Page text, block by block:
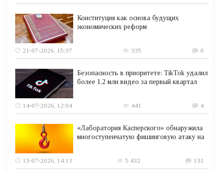
Конституция как основа будущих
экономических реформ
21-07-2026, 15:37 335 0
Безопасность в приоритете: TikTok удалил
более 1,2 млн видео за первый квартал
14-07-2026, 12:04 441 4
«Лаборатория Касперского» обнаружила
многоступенчатую фишинговую атаку на
13-07-2026, 14:13 5 432 131